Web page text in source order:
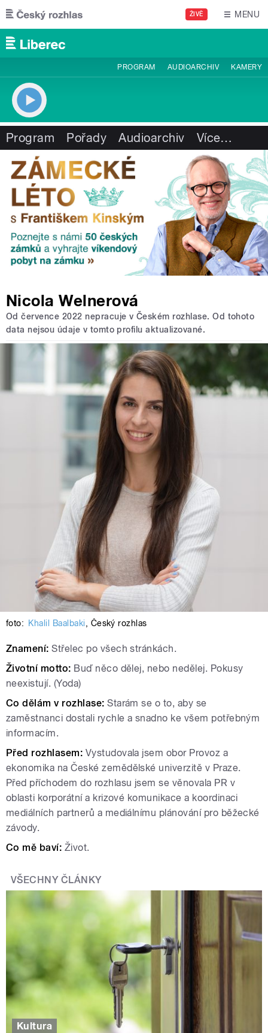
Přejít k hlavnímu obsahu
ŽIVĚ MENU
PROGRAM AUDIOARCHIV KAMERY
Program Pořady Audioarchiv Více…
Nicola Welnerová
Od července 2022 nepracuje v Českém rozhlase. Od tohoto
data nejsou údaje v tomto profilu aktualizované.
foto: Khalil Baalbaki, Český rozhlas
Znamení:Střelec po všech stránkách.
Životní motto: Buď něco dělej, nebo nedělej. Pokusy
neexistují. (Yoda)
Co dělám v rozhlase:Starám se o to, aby se
zaměstnanci dostali rychle a snadno ke všem potřebným
informacím.
Před rozhlasem: Vystudovala jsem obor Provoz a
ekonomika na České zemědělské univerzitě v Praze.
Před příchodem do rozhlasu jsem se věnovala PR v
oblasti korporátní a krizové komunikace a koordinaci
mediálních partnerů a mediálnímu plánování pro běžecké
závody.
Co mě baví: Život.
VŠECHNY ČLÁNKY
Kultura